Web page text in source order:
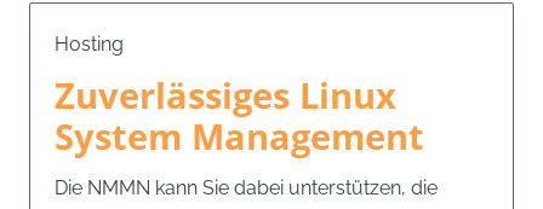
Hosting
Zuverlässiges Linux
System Management
Die NMMN kann Sie dabei unterstützen, die